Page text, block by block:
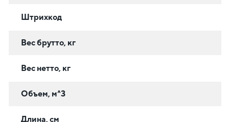
Штрихкод
Вес брутто, кг
Вес нетто, кг
Объем, м^3
Длина, см